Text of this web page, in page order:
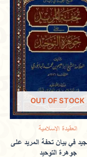
OUT OF STOCK
العقيدة الإسلامية
في بيان تحفة المريد على
جوهرة التوحيد